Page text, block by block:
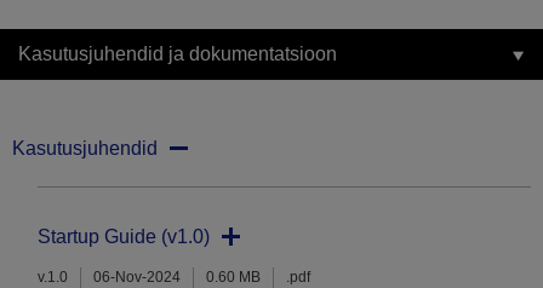
Kasutusjuhendid ja dokumentatsioon
Kasutusjuhendid
Startup Guide (v1.0)
v.1.0 06-Nov-2024 0.60 MB .pdf